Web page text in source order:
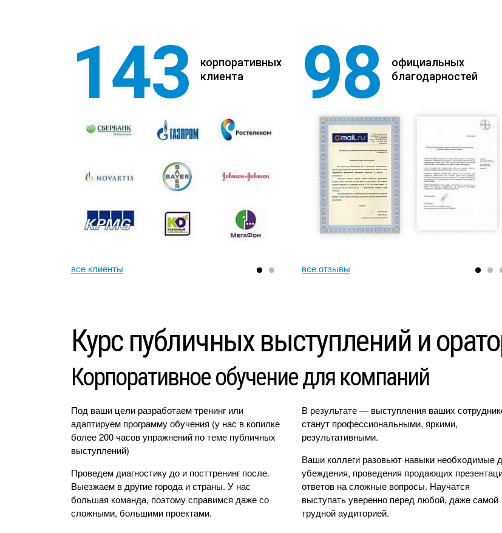
143
корпоративных
клиента
98
официальных
благодарностей
все клиенты все отзывы
Курс публичных выступлений и
Корпоративное обучение для компаний
Под ваши цели разработаем тренинг или
адаптируем программу обучения (у нас в копилке
более 200 часов упражнений по теме публичных
выступлений)
Проведем диагностику до и посттренинг после.
Выезжаем в другие города и страны. У нас
большая команда, поэтому справимся даже со
сложными, большими проектами.
В результате — выступления ваших
станут профессиональными, яркими,
результативными.
Ваши коллеги разовьют навыки необходимые
убеждения, проведения продающих
ответов на сложные вопросы. Научатся
выступать уверенно перед любой, даже самой
трудной аудиторией.